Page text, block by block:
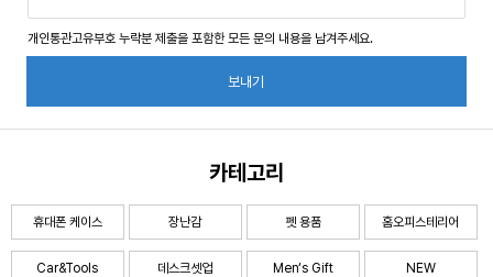
개인통관고유부호 누락분 제출을 포함한 모든 문의 내용을 남겨주세요.
보내기
카테고리
휴대폰 케이스 장난감 펫 용품 홈오피스테리어
Car&Tools 데스크셋업 Men‘s Gift NEW